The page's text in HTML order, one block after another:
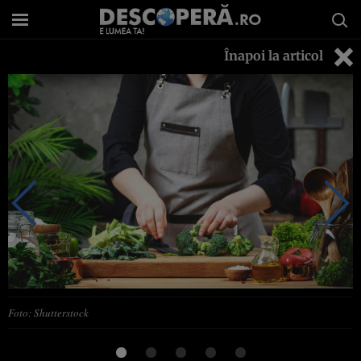
Înapoi la articol
Foto: Shutterstock